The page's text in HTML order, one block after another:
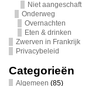
Niet aangeschaft
Onderweg
Overnachten
Eten & drinken
Zwerven in Frankrijk
Privacybeleid
Categorieën
Algemeen (85)